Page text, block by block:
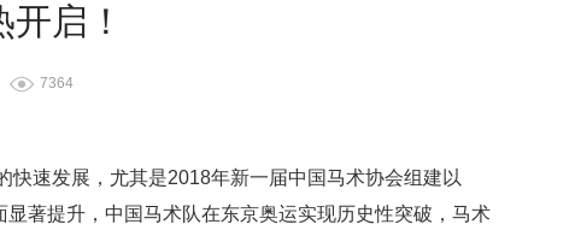
启！
7364
速发展，尤其是2018年新一届中国马术协会组建以
著提升，中国马术队在东京奥运实现历史性突破，马术